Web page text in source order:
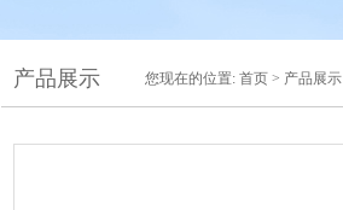
产品展示 您现在的位置: 首页 > 产品展示